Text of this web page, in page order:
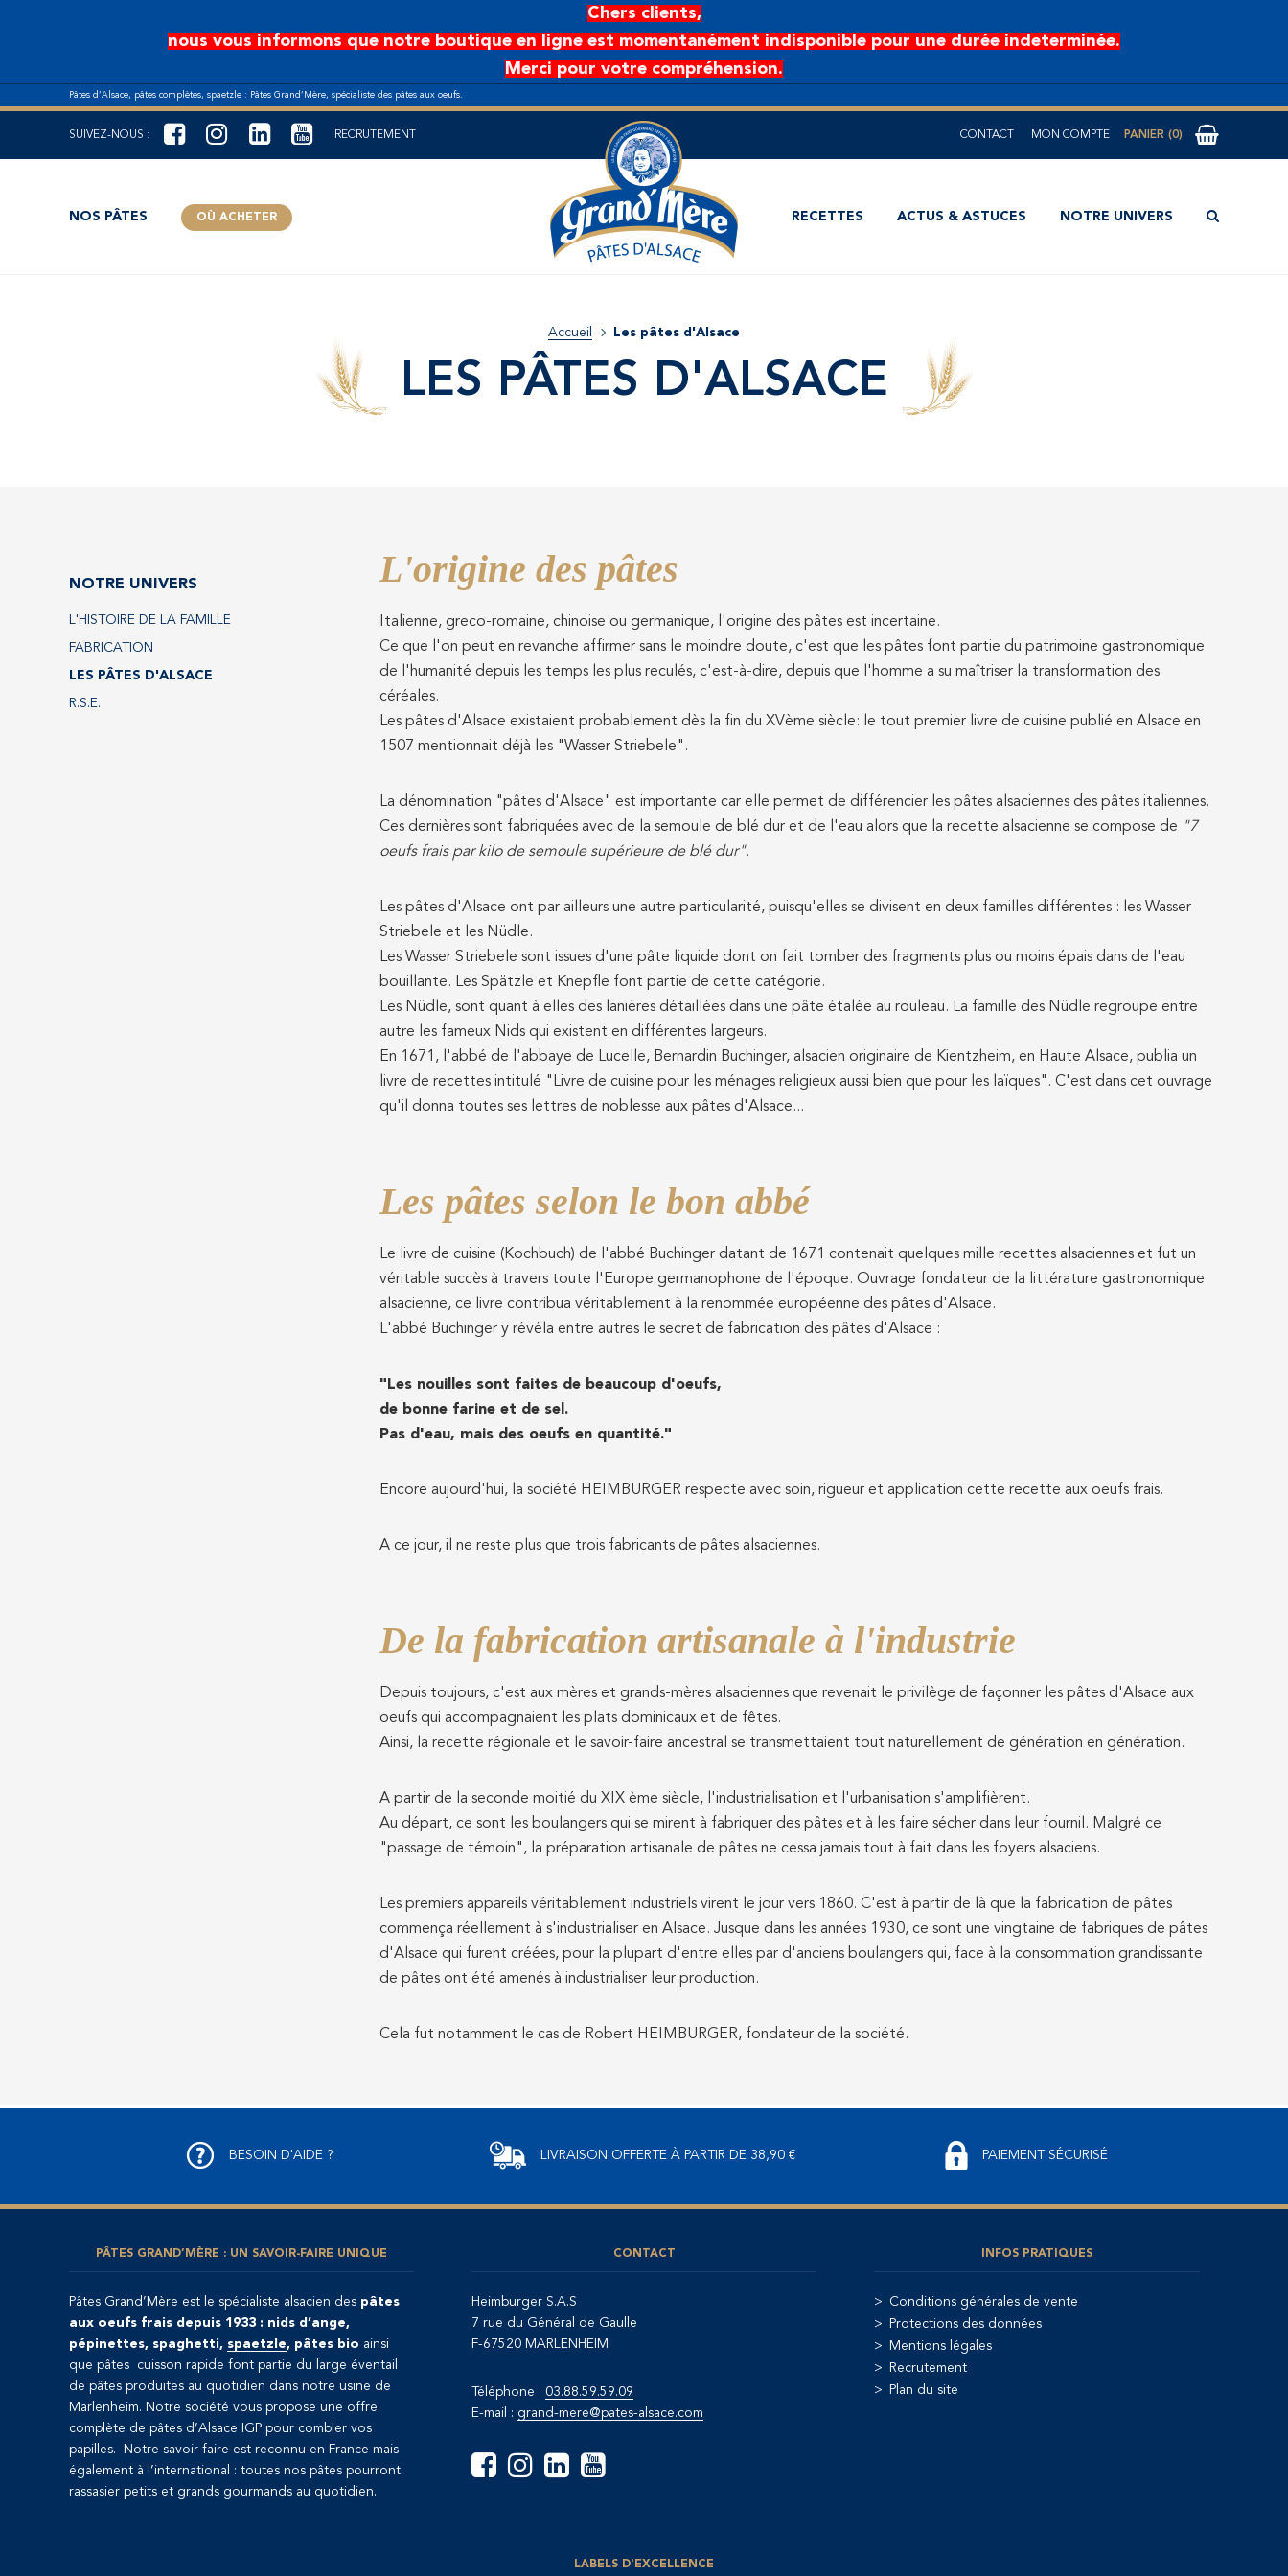
Chers clients,
nous vous informons que notre boutique en ligne est momentanément indisponible pour une durée indeterminée.
Merci pour votre compréhension.
Pâtes d’Alsace, pâtes complètes, spaetzle : Pâtes Grand’Mère, spécialiste des pâtes aux oeufs.
SUIVEZ-NOUS : RECRUTEMENT CONTACT MON COMPTE 0
NOS PÂTES OÙ ACHETER RECETTES ACTUS & ASTUCES NOTRE UNIVERS
Accueil Les pâtes d'Alsace
LES PÂTES D'ALSACE
NOTRE UNIVERS
L'HISTOIRE DE LA FAMILLE
FABRICATION
LES PÂTES D'ALSACE
R.S.E.
L'origine des pâtes
Italienne, greco-romaine, chinoise ou germanique, l'origine des pâtes est incertaine.
Ce que l'on peut en revanche affirmer sans le moindre doute, c'est que les pâtes font partie du patrimoine gastronomique
de l'humanité depuis les temps les plus reculés, c'est-à-dire, depuis que l'homme a su maîtriser la transformation des
céréales.
Les pâtes d'Alsace existaient probablement dès la fin du XVème siècle: le tout premier livre de cuisine publié en Alsace en
1507 mentionnait déjà les "Wasser Striebele".
La dénomination "pâtes d'Alsace" est importante car elle permet de différencier les pâtes alsaciennes des pâtes italiennes.
Ces dernières sont fabriquées avec de la semoule de blé dur et de l'eau alors que la recette alsacienne se compose de "7
oeufs frais par kilo de semoule supérieure de blé dur".
Les pâtes d'Alsace ont par ailleurs une autre particularité, puisqu'elles se divisent en deux familles différentes : les Wasser
Striebele et les Nüdle.
Les Wasser Striebele sont issues d'une pâte liquide dont on fait tomber des fragments plus ou moins épais dans de l'eau
bouillante. Les Spätzle et Knepfle font partie de cette catégorie.
Les Nüdle, sont quant à elles des lanières détaillées dans une pâte étalée au rouleau. La famille des Nüdle regroupe entre
autre les fameux Nids qui existent en différentes largeurs.
En 1671, l'abbé de l'abbaye de Lucelle, Bernardin Buchinger, alsacien originaire de Kientzheim, en Haute Alsace, publia un
livre de recettes intitulé "Livre de cuisine pour les ménages religieux aussi bien que pour les laïques". C'est dans cet ouvrage
qu'il donna toutes ses lettres de noblesse aux pâtes d'Alsace...
Les pâtes selon le bon abbé
Le livre de cuisine (Kochbuch) de l'abbé Buchinger datant de 1671 contenait quelques mille recettes alsaciennes et fut un
véritable succès à travers toute l'Europe germanophone de l'époque. Ouvrage fondateur de la littérature gastronomique
alsacienne, ce livre contribua véritablement à la renommée européenne des pâtes d'Alsace.
L'abbé Buchinger y révéla entre autres le secret de fabrication des pâtes d'Alsace :
"Les nouilles sont faites de beaucoup d'oeufs,
de bonne farine et de sel.
Pas d'eau, mais des oeufs en quantité."
Encore aujourd'hui, la société HEIMBURGER respecte avec soin, rigueur et application cette recette aux oeufs frais.
A ce jour, il ne reste plus que trois fabricants de pâtes alsaciennes.
De la fabrication artisanale à l'industrie
Depuis toujours, c'est aux mères et grands-mères alsaciennes que revenait le privilège de façonner les pâtes d'Alsace aux
oeufs qui accompagnaient les plats dominicaux et de fêtes.
Ainsi, la recette régionale et le savoir-faire ancestral se transmettaient tout naturellement de génération en génération.
A partir de la seconde moitié du XIX ème siècle, l'industrialisation et l'urbanisation s'amplifièrent.
Au départ, ce sont les boulangers qui se mirent à fabriquer des pâtes et à les faire sécher dans leur fournil. Malgré ce
"passage de témoin", la préparation artisanale de pâtes ne cessa jamais tout à fait dans les foyers alsaciens.
Les premiers appareils véritablement industriels virent le jour vers 1860. C'est à partir de là que la fabrication de pâtes
commença réellement à s'industrialiser en Alsace. Jusque dans les années 1930, ce sont une vingtaine de fabriques de pâtes
d'Alsace qui furent créées, pour la plupart d'entre elles par d'anciens boulangers qui, face à la consommation grandissante
de pâtes ont été amenés à industrialiser leur production.
Cela fut notamment le cas de Robert HEIMBURGER, fondateur de la société.
BESOIN D'AIDE ? LIVRAISON OFFERTE À PARTIR DE 38,90 € PAIEMENT SÉCURISÉ
PÂTES GRAND’MÈRE : UN SAVOIR-FAIRE UNIQUE
Pâtes Grand’Mère est le spécialiste alsacien des pâtes
aux oeufs frais depuis 1933 : nids d’ange,
pépinettes, spaghetti, spaetzle, pâtes bio ainsi
que pâtes cuisson rapide font partie du large éventail
de pâtes produites au quotidien dans notre usine de
Marlenheim. Notre société vous propose une offre
complète de pâtes d’Alsace IGP pour combler vos
papilles. Notre savoir-faire est reconnu en France mais
également à l’international : toutes nos pâtes pourront
rassasier petits et grands gourmands au quotidien.
CONTACT
Heimburger S.A.S
7 rue du Général de Gaulle
F-67520 MARLENHEIM
Téléphone : 03.88.59.59.09
E-mail : grand-mere@pates-alsace.com
INFOS PRATIQUES
Conditions générales de vente
Protections des données
Mentions légales
Recrutement
Plan du site
LABELS D'EXCELLENCE